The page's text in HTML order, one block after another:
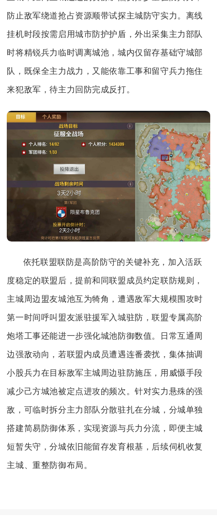
防止敌军绕道抢占资源顺带试探主城防守实力。离线
挂机时段按需启用城市防护护盾，外出采集主力部队
时将精锐兵力临时调离城池，城内仅留存基础守城部
队，既保全主力战力，又能依靠工事和留守兵力拖住
来犯敌军，待主力回防完成反打。
依托联盟联防是高阶防守的关键补充，加入活跃
度稳定的联盟后，提前和同联盟成员约定联防规则，
主城周边盟友城池互为犄角，遭遇敌军大规模围攻时
第一时间呼叫盟友派驻援军入城驻防，联盟专属高阶
炮塔工事还能进一步强化城池防御数值。日常互通周
边强敌动向，若联盟内成员遭遇连番袭扰，集体抽调
小股兵力在目标敌军主城周边驻防施压，用威慑手段
减少己方城池被定点进攻的频次。针对实力悬殊的强
敌，可临时拆分主力部队分散驻扎在分城，分城单独
搭建简易防御体系，实现资源与兵力分流，即便主城
短暂失守，分城依旧能留存发育根基，后续伺机收复
主城、重整防御布局。